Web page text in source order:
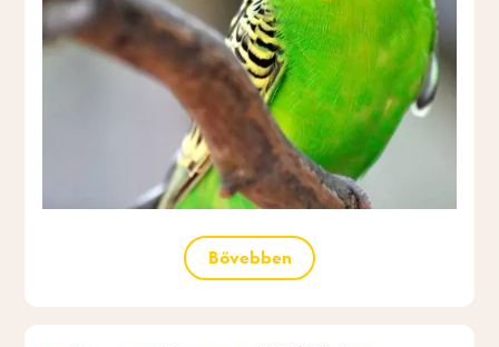
Bővebben